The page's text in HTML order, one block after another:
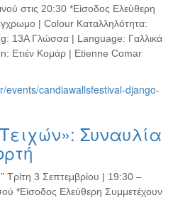
στις 20:30 *Είσοδος Ελεύθερη
| Colour Καταλληλότητα:
13A Γλώσσα | Language: Γαλλικά
Ετιέν Κομάρ | Etienne Comar
events/candiawallsfestival-django-
Συναυλία
Τρίτη 3 Σεπτεμβρίου | 19:30 –
*Είσοδος Ελεύθερη Συμμετέχουν